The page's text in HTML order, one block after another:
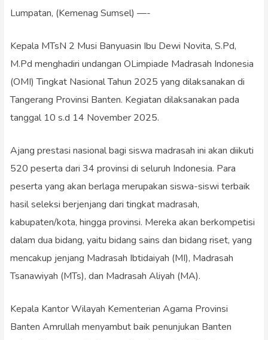
Lumpatan, (Kemenag Sumsel) —-
Kepala MTsN 2 Musi Banyuasin Ibu Dewi Novita, S.Pd,
M.Pd menghadiri undangan OLimpiade Madrasah Indonesia
(OMI) Tingkat Nasional Tahun 2025 yang dilaksanakan di
Tangerang Provinsi Banten. Kegiatan dilaksanakan pada
tanggal 10 s.d 14 November 2025.
Ajang prestasi nasional bagi siswa madrasah ini akan diikuti
520 peserta dari 34 provinsi di seluruh Indonesia. Para
peserta yang akan berlaga merupakan siswa-siswi terbaik
hasil seleksi berjenjang dari tingkat madrasah,
kabupaten/kota, hingga provinsi. Mereka akan berkompetisi
dalam dua bidang, yaitu bidang sains dan bidang riset, yang
mencakup jenjang Madrasah Ibtidaiyah (MI), Madrasah
Tsanawiyah (MTs), dan Madrasah Aliyah (MA).
Kepala Kantor Wilayah Kementerian Agama Provinsi
Banten Amrullah menyambut baik penunjukan Banten